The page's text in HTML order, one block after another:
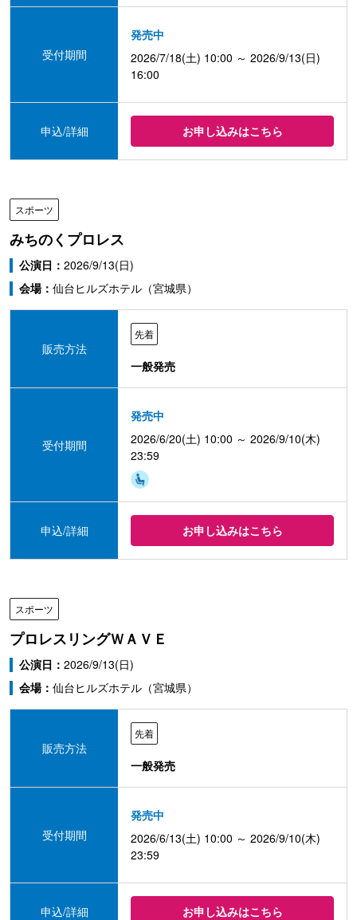
受付期間
発売中
2026/7/18(土) 10:00 ～ 2026/9/13(日)
16:00
申込/詳細 お申し込みはこちら
スポーツ
みちのくプロレス
公演日： 2026/9/13(日)
会場： 仙台ヒルズホテル（宮城県）
販売方法
先着
一般発売
受付期間
発売中
2026/6/20(土) 10:00 ～ 2026/9/10(木)
23:59
申込/詳細 お申し込みはこちら
スポーツ
プロレスリングＷＡＶＥ
公演日： 2026/9/13(日)
会場： 仙台ヒルズホテル（宮城県）
販売方法
先着
一般発売
受付期間
発売中
2026/6/13(土) 10:00 ～ 2026/9/10(木)
23:59
申込/詳細 お申し込みはこちら